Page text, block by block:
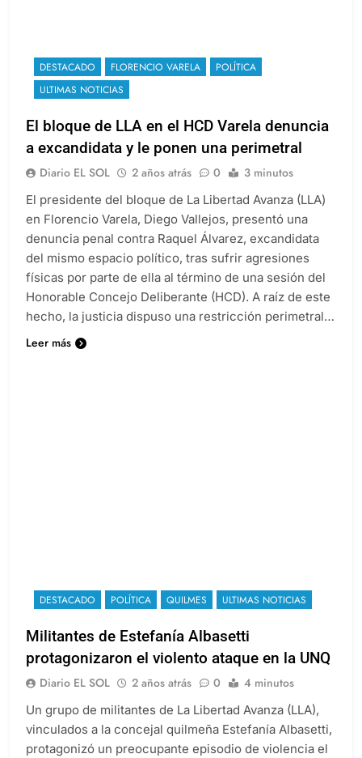
DESTACADO FLORENCIO VARELA
POLÍTICA
ULTIMAS NOTICIAS
El bloque de LLA en el HCD Varela denuncia
a excandidata y le ponen una perimetral
Diario EL SOL 2 años atrás 0 3 minutos
El presidente del bloque de La Libertad Avanza (LLA)
en Florencio Varela, Diego Vallejos, presentó una
denuncia penal contra Raquel Álvarez, excandidata
del mismo espacio político, tras sufrir agresiones
físicas por parte de ella al término de una sesión del
Honorable Concejo Deliberante (HCD). A raíz de este
hecho, la justicia dispuso una restricción perimetral…
Leer más
DESTACADO POLÍTICA QUILMES ULTIMAS NOTICIAS
Militantes de Estefanía Albasetti
protagonizaron el violento ataque en la UNQ
Diario EL SOL 2 años atrás 0 4 minutos
Un grupo de militantes de La Libertad Avanza (LLA),
vinculados a la concejal quilmeña Estefanía Albasetti,
protagonizó un preocupante episodio de violencia el